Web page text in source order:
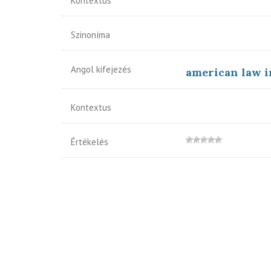
Szinoníma
Angol kifejezés american law
Kontextus
Értékelés